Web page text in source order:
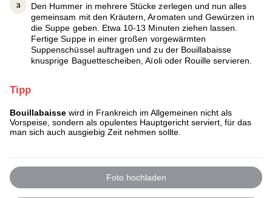
Den Hummer in mehrere Stücke zerlegen und nun alles
gemeinsam mit den Kräutern, Aromaten und Gewürzen in
die Suppe geben. Etwa 10-13 Minuten ziehen lassen.
Fertige Suppe in einer großen vorgewärmten
Suppenschüssel auftragen und zu der Bouillabaisse
knusprige Baguettescheiben, Aïoli oder Rouille servieren.
Tipp
Bouillabaisse wird in Frankreich im Allgemeinen nicht als
Vorspeise, sondern als opulentes Hauptgericht serviert, für das
man sich auch ausgiebig Zeit nehmen sollte.
Foto hochladen